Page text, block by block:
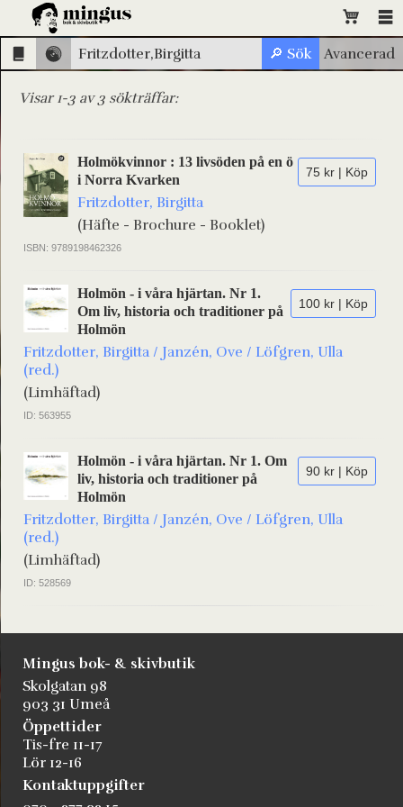
Visar 1-3 av 3 sökträffar:
75 kr | Köp
Holmökvinnor : 13 livsöden på en ö
i Norra Kvarken
Fritzdotter, Birgitta
(Häfte - Brochure - Booklet)
ISBN: 9789198462326
100 kr | Köp
Holmön - i våra hjärtan. Nr 1.
Om liv, historia och traditioner på
Holmön
Fritzdotter, Birgitta / Janzén, Ove / Löfgren, Ulla
(red.)
(Limhäftad)
ID: 563955
90 kr | Köp
Holmön - i våra hjärtan. Nr 1. Om
liv, historia och traditioner på
Holmön
Fritzdotter, Birgitta / Janzén, Ove / Löfgren, Ulla
(red.)
(Limhäftad)
ID: 528569
Mingus bok- & skivbutik
Skolgatan 98
903 31 Umeå
Öppettider
Tis-fre 11-17
Lör 12-16
Kontaktuppgifter